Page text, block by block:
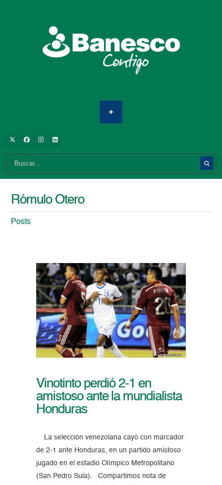
Rómulo Otero
Posts
Vinotinto perdió 2-1 en
amistoso ante la mundialista
Honduras
La selección venezolana cayó con marcador
de 2-1 ante Honduras, en un partido amistoso
jugado en el estadio Olímpico Metropolitano
(San Pedro Sula). Compartimos nota de